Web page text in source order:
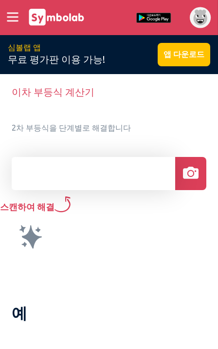
심볼랩 앱
무료 평가판 이용 가능! 앱 다운로드
이차 부등식 계산기
2차 부등식을 단계별로 해결합니다
스캔하여 해결
예